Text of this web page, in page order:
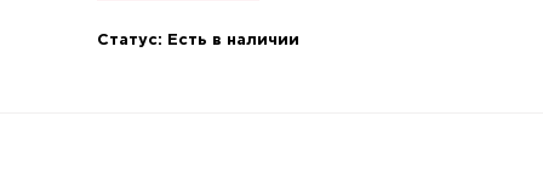
Статус: Есть в наличии